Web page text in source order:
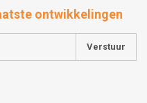
ontwikkelingen
Verstuur